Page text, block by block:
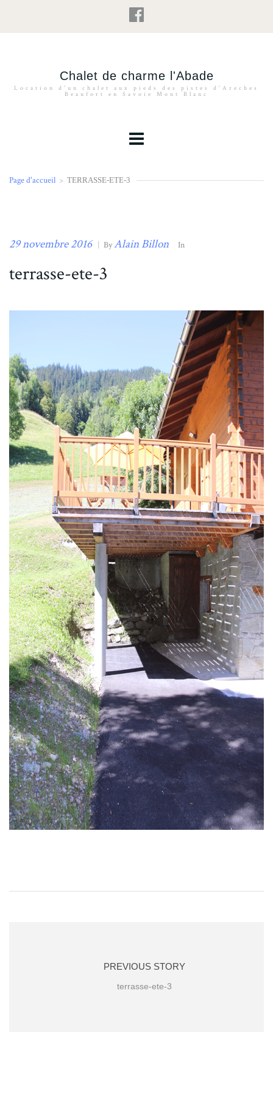
Chalet de charme l'Abade
Location d'un chalet aux pieds des pistes d'Areches
Beaufort en Savoie Mont Blanc
Page d'accueil > TERRASSE-ETE-3
29 novembre 2016 | ByAlain Billon In
terrasse-ete-3
PREVIOUS STORY
terrasse-ete-3